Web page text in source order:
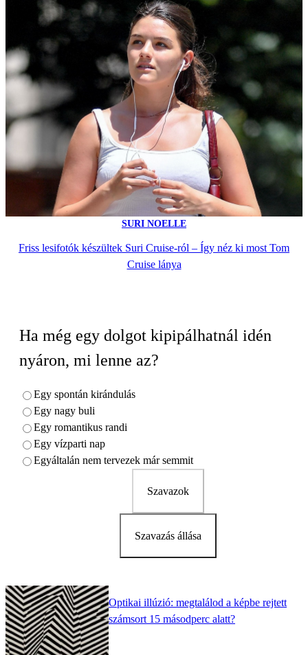
SURI NOELLE
Friss lesifotók készültek Suri Cruise-ról – Így néz ki most Tom
Cruise lánya
Ha még egy dolgot kipipálhatnál idén
nyáron, mi lenne az?
Egy spontán kirándulás
Egy nagy buli
Egy romantikus randi
Egy vízparti nap
Egyáltalán nem tervezek már semmit
Szavazok
Szavazás állása
Optikai illúzió: megtalálod a képbe rejtett
számsort 15 másodperc alatt?